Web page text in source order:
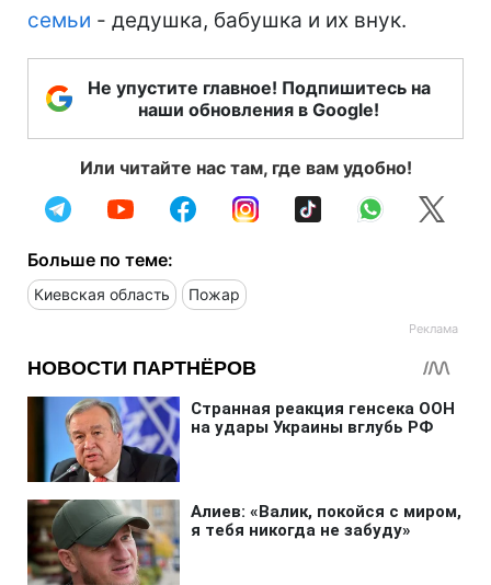
семьи - дедушка, бабушка и их внук.
Не упустите главное! Подпишитесь на
наши обновления в Google!
Или читайте нас там, где вам удобно!
Больше по теме:
Киевская область Пожар